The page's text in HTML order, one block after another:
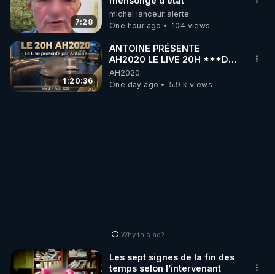
7:28
michel lanceur alerte
One hour ago
104 views
1:20:36
ANTOINE PRÉSENTE
AH2020 LE LIVE 20H ***DU
04/08/2026*** 📷LE
GRAND RÉVEIL EST EN
MARCHE 📷
AH2020
One day ago
5.9 k views
Why this ad?
Les sept signes de la fin des
temps selon l’intervenant